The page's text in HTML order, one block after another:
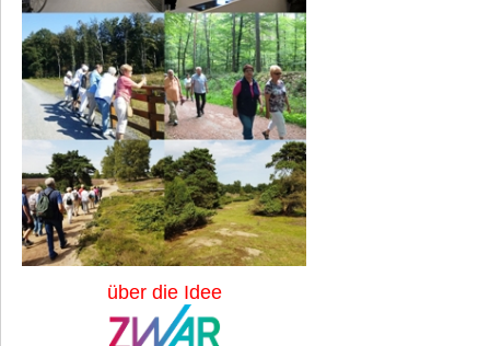
über die Idee